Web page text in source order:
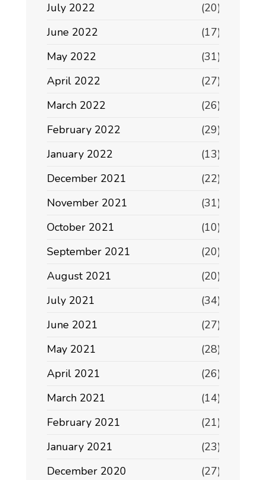
July 2022
(20)
June 2022
(17)
May 2022
(31)
April 2022
(27)
March 2022
(26)
February 2022
(29)
January 2022
(13)
December 2021
(22)
November 2021
(31)
October 2021
(10)
September 2021
(20)
August 2021
(20)
July 2021
(34)
June 2021
(27)
May 2021
(28)
April 2021
(26)
March 2021
(14)
February 2021
(21)
January 2021
(23)
December 2020
(27)